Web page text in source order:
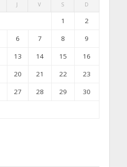
J V S D
1
2
6 7 8
9
13 14 15
16
20 21 22
23
27 28 29
30